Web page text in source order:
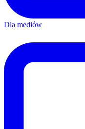
Dla mediów